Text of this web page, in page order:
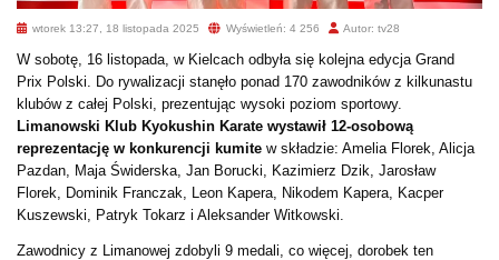
wtorek 13:27, 18 listopada 2025 Wyświetleń: 4 256 Autor: tv28
W sobotę, 16 listopada, w Kielcach odbyła się kolejna edycja Grand
Prix Polski. Do rywalizacji stanęło ponad 170 zawodników z kilkunastu
klubów z całej Polski, prezentując wysoki poziom sportowy.
Limanowski Klub Kyokushin Karate wystawił 12-osobową
reprezentację w konkurencji kumite w składzie: Amelia Florek, Alicja
Pazdan, Maja Świderska, Jan Borucki, Kazimierz Dzik, Jarosław
Florek, Dominik Franczak, Leon Kapera, Nikodem Kapera, Kacper
Kuszewski, Patryk Tokarz i Aleksander Witkowski.
Zawodnicy z Limanowej zdobyli 9 medali, co więcej, dorobek ten